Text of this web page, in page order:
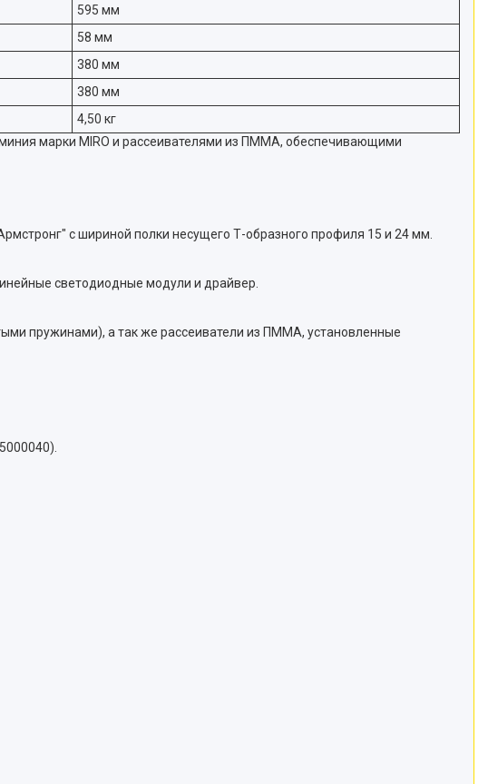
595 мм
58 мм
380 мм
380 мм
4,50 кг
марки MIRO и рассеивателями из ПММА, обеспечивающими
с шириной полки несущего Т-образного профиля 15 и 24 мм.
светодиодные модули и драйвер.
пружинами), а так же рассеиватели из ПММА, установленные